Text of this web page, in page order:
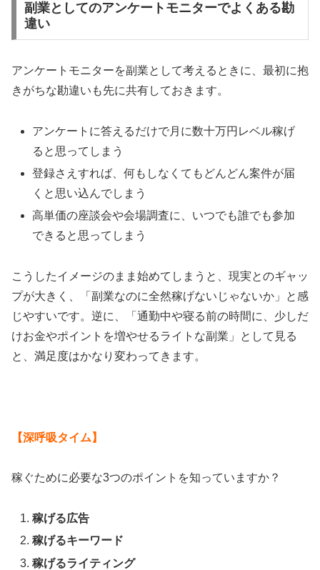
副業としてのアンケートモニターでよくある勘
違い
アンケートモニターを副業として考えるときに、最初に抱
きがちな勘違いも先に共有しておきます。
アンケートに答えるだけで月に数十万円レベル稼げ
ると思ってしまう
登録さえすれば、何もしなくてもどんどん案件が届
くと思い込んでしまう
高単価の座談会や会場調査に、いつでも誰でも参加
できると思ってしまう
こうしたイメージのまま始めてしまうと、現実とのギャッ
プが大きく、「副業なのに全然稼げないじゃないか」と感
じやすいです。逆に、「通勤中や寝る前の時間に、少しだ
けお金やポイントを増やせるライトな副業」として見る
と、満足度はかなり変わってきます。
【深呼吸タイム】
稼ぐために必要な3つのポイントを知っていますか？
稼げる広告
稼げるキーワード
稼げるライティング